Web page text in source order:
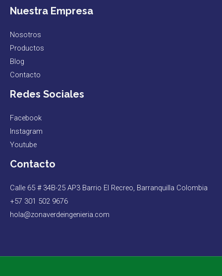
Nuestra Empresa
Nosotros
Productos
Blog
Contacto
Redes Sociales
Facebook
Instagram
Youtube
Contacto
Calle 65 # 34B-25 AP3 Barrio El Recreo, Barranquilla Colombia
+57 301 502 9676
hola@zonaverdeingenieria.com